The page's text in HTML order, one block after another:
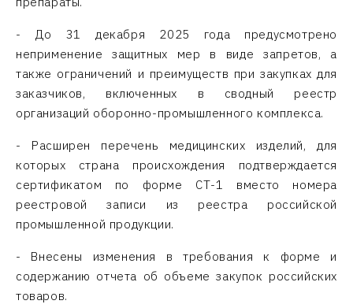
- До 31 декабря 2025 года предусмотрено
неприменение защитных мер в виде запретов, а
также ограничений и преимуществ при закупках для
заказчиков, включенных в сводный реестр
организаций оборонно-промышленного комплекса.
- Расширен перечень медицинских изделий, для
которых страна происхождения подтверждается
сертификатом по форме СТ-1 вместо номера
реестровой записи из реестра российской
промышленной продукции.
- Внесены изменения в требования к форме и
содержанию отчета об объеме закупок российских
товаров.